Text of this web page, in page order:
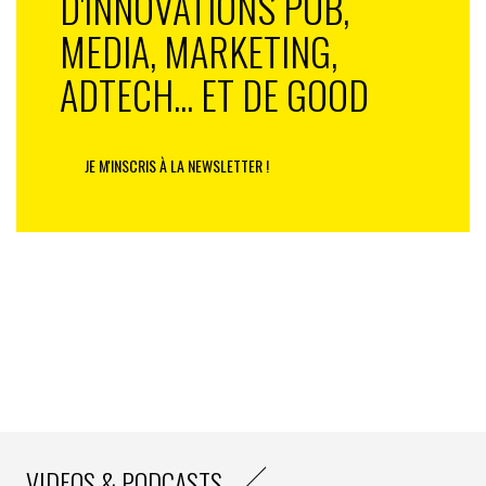
Un combat idéologique et stratégique
MEDIA, MARKETING,
ADTECH... ET DE GOOD
JE M'INSCRIS À LA NEWSLETTER !